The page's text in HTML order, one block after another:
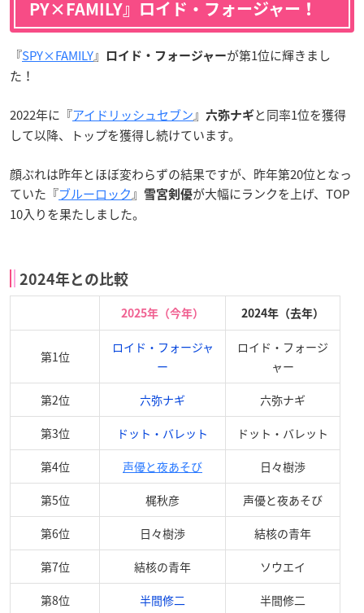
PY×FAMILY』ロイド・フォージャー！
『SPY×FAMILY』 ロイド・フォージャーが第1位に輝きまし
た！
2022年に『アイドリッシュセブン』 六弥ナギ と同率1位を獲得
して以降、トップを獲得し続けています。
顔ぶれは昨年とほぼ変わらずの結果ですが、昨年第20位となっ
ていた『ブルーロック』 雪宮剣優が大幅にランクを上げ、TOP
10入りを果たしました。
2024年との比較
2025年（今年） 2024年（去年）
第1位
ロイド・フォージャ
ー
ロイド・フォージ
ャー
第2位 六弥ナギ 六弥ナギ
第3位 ドット・バレット ドット・バレット
第4位 声優と夜あそび 日々樹渉
第5位 梶秋彦 声優と夜あそび
第6位 日々樹渉 結核の青年
第7位 結核の青年 ソウエイ
第8位 半間修二 半間修二